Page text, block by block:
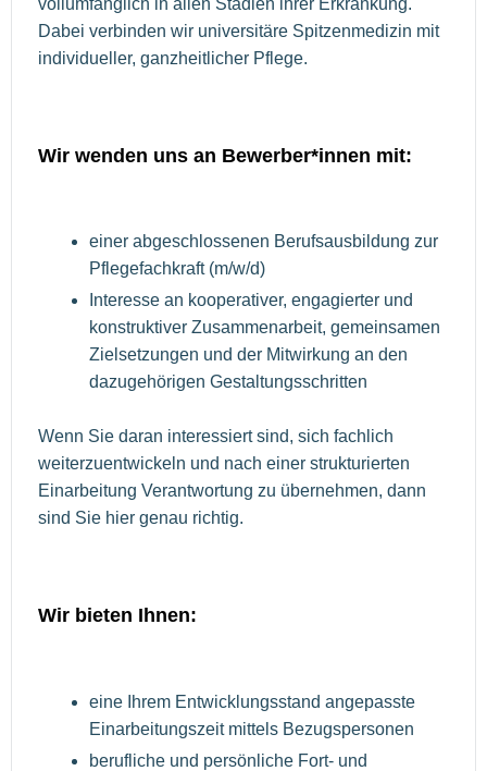
Dabei verbinden wir universitäre Spitzenmedizin mit
individueller, ganzheitlicher Pflege.
Wir wenden uns an Bewerber*innen mit:
einer abgeschlossenen Berufsausbildung zur
Pflegefachkraft (m/w/d)
Interesse an kooperativer, engagierter und
konstruktiver Zusammenarbeit, gemeinsamen
Zielsetzungen und der Mitwirkung an den
dazugehörigen Gestaltungsschritten
Wenn Sie daran interessiert sind, sich fachlich
weiterzuentwickeln und nach einer strukturierten
Einarbeitung Verantwortung zu übernehmen, dann
sind Sie hier genau richtig.
Wir bieten Ihnen:
eine Ihrem Entwicklungsstand angepasste
Einarbeitungszeit mittels Bezugspersonen
berufliche und persönliche Fort- und